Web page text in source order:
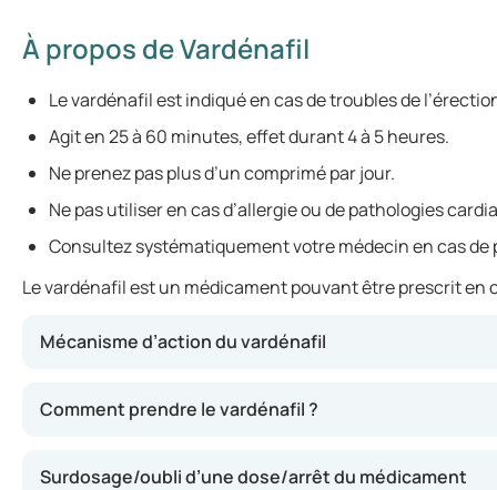
À propos de Vardénafil
Le vardénafil est indiqué en cas de troubles de
Agit en 25 à 60 minutes, effet durant 4 à 5 heures.
Ne prenez pas plus d’un comprimé par jour.
Ne pas utiliser en cas d’allergie ou de pathologies
Consultez systématiquement votre médecin en cas
Le vardénafil est un médicament pouvant être prescrit en
Mécanisme d’action du vardénafil
Le vardénafil appartient à la classe des inhibiteurs de
Comment prendre le vardénafil ?
Surdosage/oubli d’une dose/arrêt du médicament